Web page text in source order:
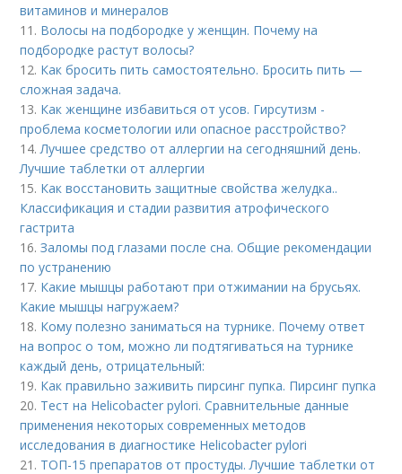
витаминов и минералов
11. Волосы на подбородке у женщин. Почему на
подбородке растут волосы?
12. Как бросить пить самостоятельно. Бросить пить —
сложная задача.
13. Как женщине избавиться от усов. Гирсутизм -
проблема косметологии или опасное расстройство?
14. Лучшее средство от аллергии на сегодняшний день.
Лучшие таблетки от аллергии
15. Как восстановить защитные свойства желудка..
Классификация и стадии развития атрофического
гастрита
16.Заломы под глазами после сна. Общие рекомендации
по устранению
17. Какие мышцы работают при отжимании на брусьях.
Какие мышцы нагружаем?
18. Кому полезно заниматься на турнике. Почему ответ
на вопрос о том, можно ли подтягиваться на турнике
каждый день, отрицательный:
19. Как правильно заживить пирсинг пупка. Пирсинг пупка
20. Тест на Helicobacter pylori. Сравнительные данные
применения некоторых современных методов
исследования в диагностике Helicobacter pylori
21. ТОП-15 препаратов от простуды. Лучшие таблетки от